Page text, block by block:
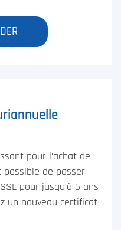
pour l’achat de
de passer
pour jusqu'à 6 ans
un nouveau certificat